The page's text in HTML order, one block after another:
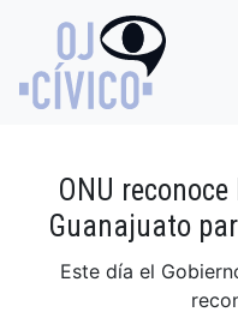
ONU
Guanajuato
Este día el